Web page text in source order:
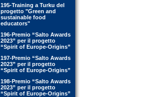
195-Training a Turku del
progetto "Green and
sustainable food
educators"
196-Premio “Salto Awards
2023” per il progetto
“Spirit of Europe-Origins”
197-Premio “Salto Awards
2023” per il progetto
“Spirit of Europe-Origins”
198-Premio “Salto Awards
2023” per il progetto
“Spirit of Europe-Origins”